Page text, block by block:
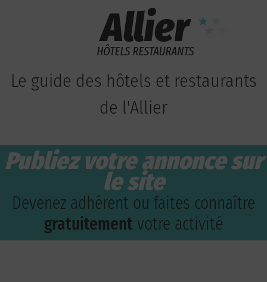
Le guide des hôtels et restaurants
de l'Allier
Publiez votre annonce sur
le site
Devenez adhérent ou faites connaître
gratuitement votre activité